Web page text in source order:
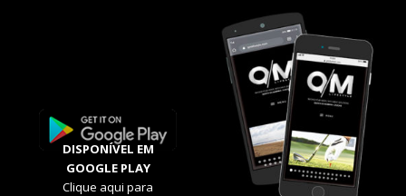
DISPONÍVEL EM
GOOGLE PLAY
Clique aqui para